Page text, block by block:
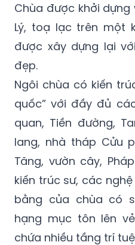
Chùa được khởi dựng
Lý, toạ lạc trên một
được xây dựng lại
đẹp.
Ngôi chùa có kiến
quốc” với đầy đủ
quan, Tiền đường,
lang, nhà tháp Cửu
Tăng, vườn cây,
kiến trúc sư, các
bằng của chùa có
hạng mục tôn lên
chứa nhiều tầng trí